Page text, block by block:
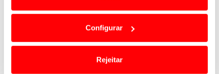
Em alguns casos, a utilização destas tecnologias
termos e a todo o tempo as suas preferências e limitando
o acesso a informações durante a navegação no
Configurar
Rejeitar
conduzir veículos de qualquer categoria ou tipo de
veículo para os quais a respetiva carta de condução
não confira habilitação é sancionado com coima de
120€ a 600€, se for apenas titular de carta de
condução da categoria T, veículos agrícolas. O valor